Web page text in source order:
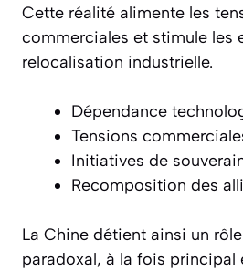
Cette réalité alimente les
commerciales et stimule les
relocalisation industrielle.
Dépendance
Tensions
Initiatives de
Recomposition des
La Chine détient ainsi un
paradoxal, à la fois principal